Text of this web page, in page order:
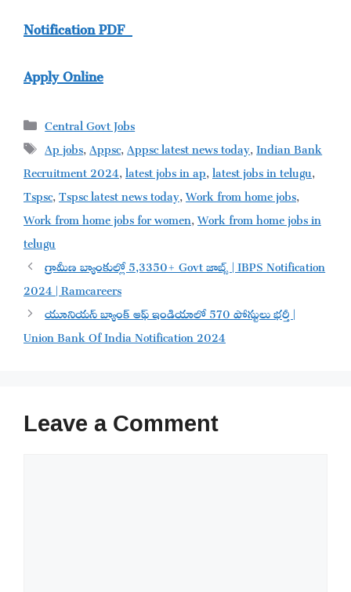
Notification PDF
Apply Online
Categories
Central Govt Jobs
Tags
Ap jobs,Appsc,Appsc latest news today,Indian Bank
Recruitment 2024,latest jobs in ap,latest jobs in telugu,
Tspsc,Tspsc latest news today,Work from home jobs,
Work from home jobs for women,Work from home jobs in
telugu
గ్రామీణ బ్యాంకుల్లో 5,3350+ Govt జాబ్స్ | IBPS Notification
2024 | Ramcareers
యూనియన్ బ్యాంక్ ఆఫ్ ఇండియాలో 570 పోస్టులు భర్తీ |
Union Bank Of India Notification 2024
Leave a Comment